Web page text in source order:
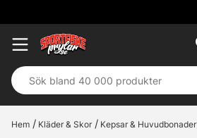
Hem Kläder & Skor Kepsar & Huvudbonader